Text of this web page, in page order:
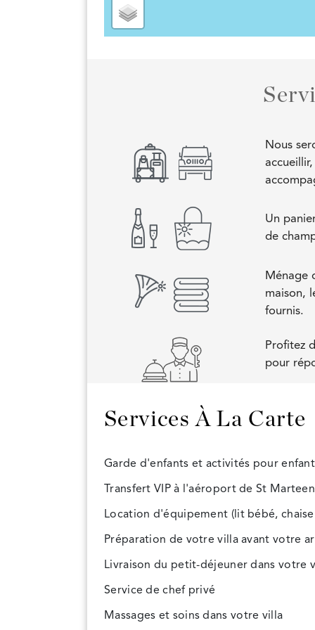
Nous
Un
de
Ménage
maison,
fournis.
Profitez
pour
Services À La Carte
Garde d'enfants et activités pour
Transfert VIP à l'aéroport de St Marteen
Location d'équipement (lit bébé,
Préparation de votre villa avant votre
Livraison du petit-déjeuner dans votre
Service de chef privé
Massages et soins dans votre villa